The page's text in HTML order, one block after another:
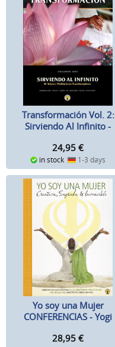
Transformación Vol. 2:
Sirviendo Al Infinito -
24,95 €
in stock 1-3 days
Yo soy una Mujer
CONFERENCIAS - Yogi
28,95 €